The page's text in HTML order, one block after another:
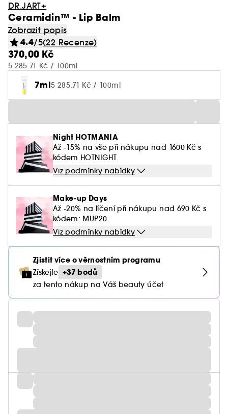
DR.JART+
Ceramidin™ - Lip Balm
Zobrazit popis
4.4/5(22 Recenze)
370,00 Kč
5 285.71 Kč / 100ml
7ml5 285.71 Kč / 100ml
Night HOTMANIA
Až -15% na vše při nákupu nad 1600 Kč s
kódem HOTNIGHT
Viz podmínky nabídky
Make-up Days
Až -20% na líčení při nákupu nad 690 Kč s
kódem: MUP20
Viz podmínky nabídky
Zjistit více o věrnostním programu
Získejte +37 bodů
za tento nákup na Váš beauty účet